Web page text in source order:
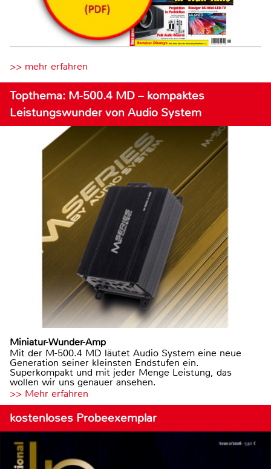
>> mehr erfahren
Topthema: M-500.4 MD – kompaktes
Leistungswunder von Audio System
Miniatur-Wunder-Amp
Mit der M-500.4 MD läutet Audio System eine neue
Generation seiner kleinsten Endstufen ein.
Superkompakt und mit jeder Menge Leistung, das
wollen wir uns genauer ansehen.
>> Mehr erfahren
kostenloses Probeexemplar